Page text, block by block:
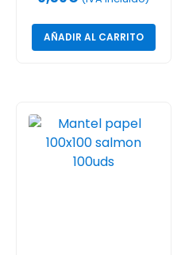
AÑADIR AL CARRITO